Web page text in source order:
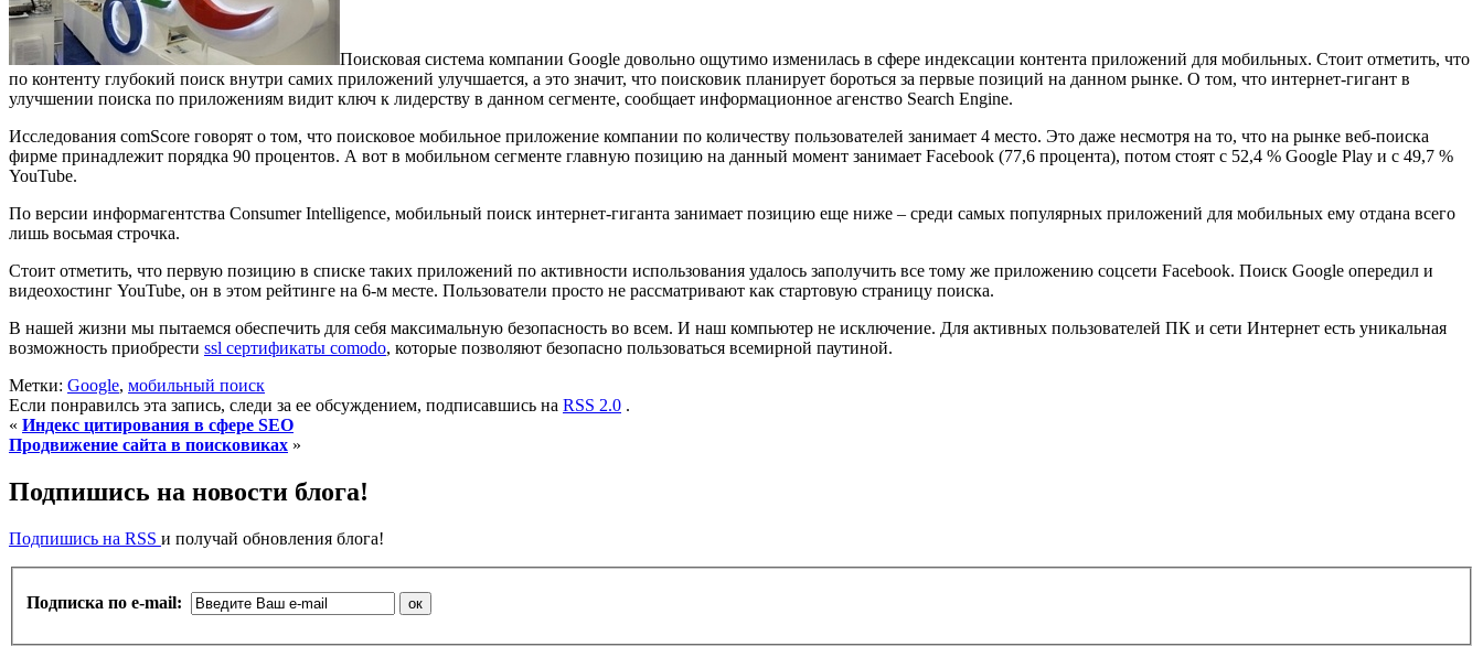
Поисковая система компании Google довольно ощутимо изменилась в сфере индексации контента приложений для мобильных. Стоит отметить, что
по контенту глубокий поиск внутри самих приложений улучшается, а это значит, что поисковик планирует бороться за первые позиций на данном рынке. О том, что интернет-гигант в
улучшении поиска по приложениям видит ключ к лидерству в данном сегменте, сообщает информационное агенство Search Engine.
Исследования comScore говорят о том, что поисковое мобильное приложение компании по количеству пользователей занимает 4 место. Это даже несмотря на то, что на рынке веб-поиска
фирме принадлежит порядка 90 процентов. А вот в мобильном сегменте главную позицию на данный момент занимает Facebook (77,6 процента), потом стоят с 52,4 % Google Play и с 49,7 %
YouTube.
По версии информагентства Consumer Intelligence, мобильный поиск интернет-гиганта занимает позицию еще ниже – среди самых популярных приложений для мобильных ему отдана всего
лишь восьмая строчка.
Стоит отметить, что первую позицию в списке таких приложений по активности использования удалось заполучить все тому же приложению соцсети Facebook. Поиск Google опередил и
видеохостинг YouTube, он в этом рейтинге на 6-м месте. Пользователи просто не рассматривают как стартовую страницу поиска.
В нашей жизни мы пытаемся обеспечить для себя максимальную безопасность во всем. И наш компьютер не исключение. Для активных пользователей ПК и сети Интернет есть уникальная
возможность приобрести ssl сертификаты comodo, которые позволяют безопасно пользоваться всемирной паутиной.
Метки: Google, мобильный поиск
Если понравилсь эта запись, следи за ее обсуждением, подписавшись на RSS 2.0 .
« Индекс цитирования в сфере SEO
Продвижение сайта в поисковиках »
Подпишись на новости блога!
Подпишись на RSS и получай обновления блога!
Подписка по e-mail: